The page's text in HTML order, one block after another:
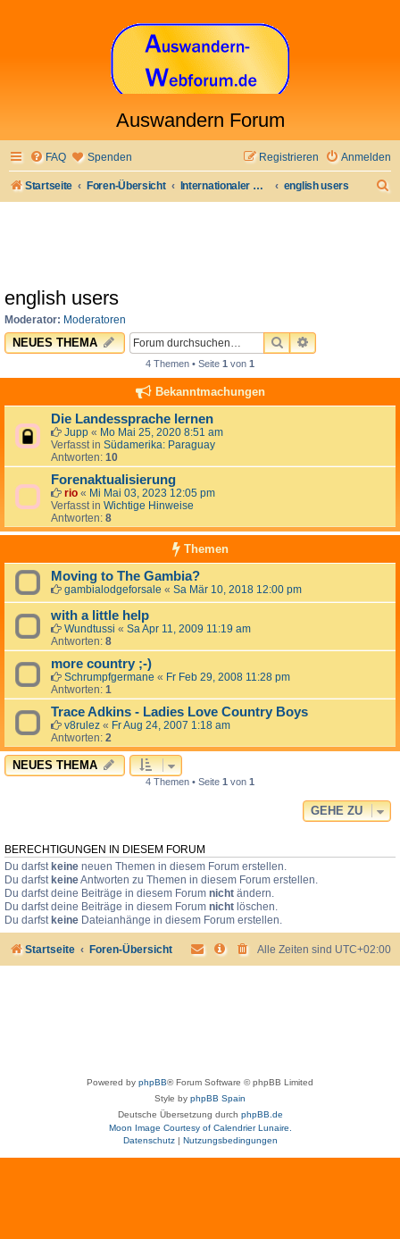
Auswandern Forum
FAQ Spenden Anmelden
Registrieren
Startseite Foren-Übersicht Internationaler Bereich english users
english users
Moderator: Moderatoren
NEUES THEMA SUCHEERWEITERTE
4 Themen • Seite 1 von 1
Bekanntmachungen
Die Landessprache lernen
Jupp « Mo Mai 25, 2020 8:51 am
Verfasst in Südamerika: Paraguay
Antworten: 10
Forenaktualisierung
rio « Mi Mai 03, 2023 12:05 pm
Verfasst in Wichtige Hinweise
Antworten: 8
Themen
Moving to The Gambia?
gambialodgeforsale « Sa Mär 10, 2018 12:00 pm
with a little help
Wundtussi « Sa Apr 11, 2009 11:19 am
Antworten: 8
more country ;-)
Schrumpfgermane « Fr Feb 29, 2008 11:28 pm
Antworten: 1
Trace Adkins - Ladies Love Country Boys
v8rulez « Fr Aug 24, 2007 1:18 am
Antworten: 2
NEUES THEMA
4 Themen • Seite 1 von 1
GEHE ZU
BERECHTIGUNGEN IN DIESEM FORUM
Du darfst keine neuen Themen in diesem Forum erstellen.
Du darfst keineAntworten zu Themen in diesem Forum erstellen.
Du darfst deine Beiträge in diesem Forum nicht ändern.
Du darfst deine Beiträge in diesem Forum nicht löschen.
Du darfst keine Dateianhänge in diesem Forum erstellen.
Startseite Foren-Übersicht Alle Zeiten sind UTC+02:00
Powered by phpBB® Forum Software © phpBB Limited
Style by phpBB Spain
Deutsche Übersetzung durch phpBB.de
Moon Image Courtesy of Calendrier Lunaire.
Datenschutz| Nutzungsbedingungen